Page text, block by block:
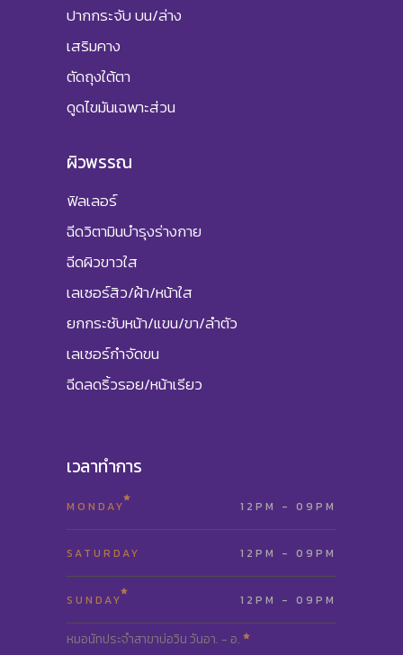
ปากกระจับ บน/ล่าง
เสริมคาง
ตัดถุงใต้ตา
ดูดไขมันเฉพาะส่วน
ผิวพรรณ
ฟิลเลอร์
ฉีดวิตามินบำรุงร่างกาย
ฉีดผิวขาวใส
เลเซอร์สิว/ฝ้า/หน้าใส
ยกกระชับหน้า/แขน/ขา/ลำตัว
เลเซอร์กำจัดขน
ฉีดลดริ้วรอย/หน้าเรียว
เวลาทำการ
MONDAY 12PM - 09PM
SATURDAY 12PM - 09PM
SUNDAY 12PM - 09PM
หมอนัทประจำสาขาบ่อวิน วันอา. - อ.